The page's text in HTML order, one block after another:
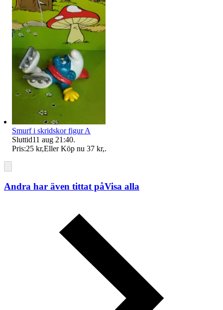
Smurf i skridskor figur A
Sluttid11 aug 21:40.
Pris:25 kr,Eller Köp nu 37 kr,.
Andra har även tittat påVisa alla